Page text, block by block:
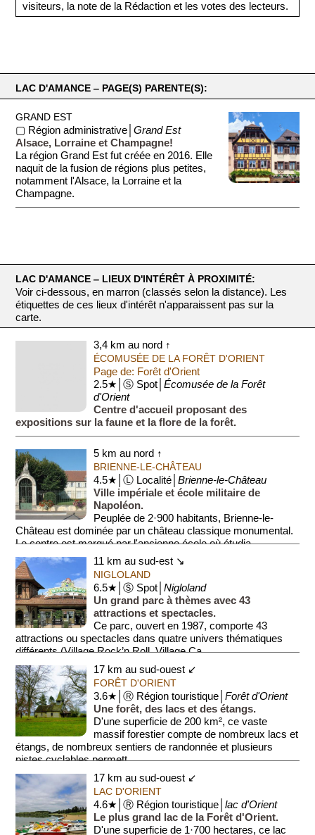
visiteurs, la note de la Rédaction et les votes des lecteurs.
LAC D'AMANCE ‒ PAGE(S) PARENTE(S):
GRAND EST
▢ Région administrative│Grand Est
Alsace, Lorraine et Champagne!
La région Grand Est fut créée en 2016. Elle
naquit de la fusion de régions plus petites,
notamment l'Alsace, la Lorraine et la
Champagne.
LAC D'AMANCE ‒ LIEUX D'INTÉRÊT À PROXIMITÉ:
Voir ci-dessous, en marron (classés selon la distance). Les
étiquettes de ces lieux d'intérêt n'apparaissent pas sur la
carte.
3,4 km au nord ↑
ÉCOMUSÉE DE LA FORÊT D'ORIENT
Page de: Forêt d'Orient
2.5★│Ⓢ Spot│Écomusée de la Forêt
d'Orient
Centre d'accueil proposant des
expositions sur la faune et la flore de la forêt.
5 km au nord ↑
BRIENNE-LE-CHÂTEAU
4.5★│Ⓛ Localité│Brienne-le-Château
Ville impériale et école militaire de
Napoléon.
Peuplée de 2·900 habitants, Brienne-le-
Château est dominée par un château classique monumental.
Le centre est marqué par l'ancienne école où étudia...
11 km au sud-est ↘
NIGLOLAND
6.5★│Ⓢ Spot│Nigloland
Un grand parc à thèmes avec 43
attractions et spectacles.
Ce parc, ouvert en 1987, comporte 43
attractions ou spectacles dans quatre univers thématiques
différents (Village Rock’n Roll, Village Ca...
17 km au sud-ouest ↙
FORÊT D'ORIENT
3.6★│Ⓡ Région touristique│Forêt d'Orient
Une forêt, des lacs et des étangs.
D'une superficie de 200 km², ce vaste
massif forestier compte de nombreux lacs et
étangs, de nombreux sentiers de randonnée et plusieurs
pistes cyclables permett...
17 km au sud-ouest ↙
LAC D'ORIENT
4.6★│Ⓡ Région touristique│lac d'Orient
Le plus grand lac de la Forêt d'Orient.
D'une superficie de 1·700 hectares, ce lac